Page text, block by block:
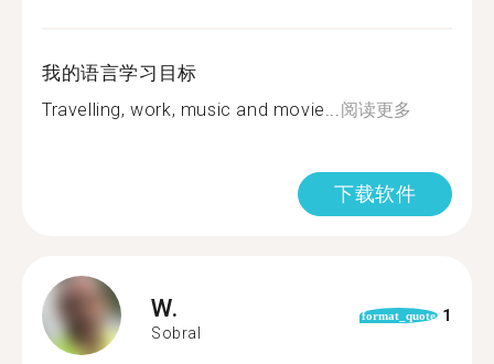
我的语言学习目标
Travelling, work, music and movie...阅读更多
下载软件
W.
Sobral
format_quote 1